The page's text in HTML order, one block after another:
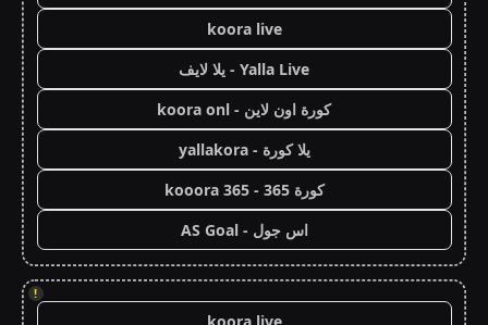
koora live
Yalla Live - يلا لايف
كورة اون لاين - koora onl
يلا كورة - yallakora
كورة 365 - kooora 365
اس جول - AS Goal
!